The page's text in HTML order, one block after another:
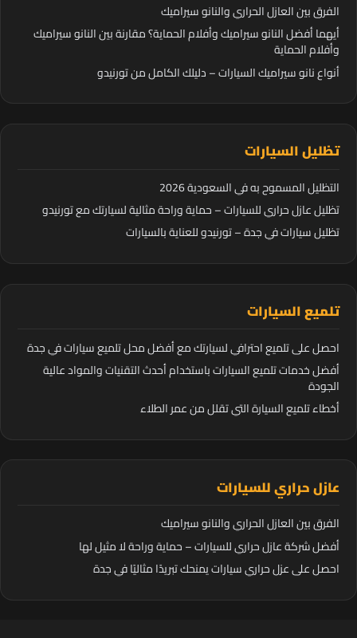
الفرق بين العازل الحراري والنانو سيراميك
أيهما أفضل النانو سيراميك وأفلام الحماية؟ مقارنة بين النانو سيراميك
وأفلام الحماية
أنواع نانو سيراميك السيارات – دليلك الكامل من تورنيدو
تظليل السيارات
التظليل المسموح به في السعودية 2026
تظليل عازل حراري للسيارات – حماية وراحة مثالية لسيارتك مع تورنيدو
تظليل سيارات في جدة – تورنيدو للعناية بالسيارات
تلميع السيارات
احصل على تلميع احترافي لسيارتك مع أفضل محل تلميع سيارات في جدة
أفضل خدمات تلميع السيارات باستخدام أحدث التقنيات والمواد عالية
الجودة
أخطاء تلميع السيارة التي تقلل من عمر الطلاء
عازل حراري للسيارات
الفرق بين العازل الحراري والنانو سيراميك
أفضل شركة عازل حراري للسيارات – حماية وراحة لا مثيل لها
احصل على عزل حراري سيارات يمنحك تبريدًا مثاليًا في جدة